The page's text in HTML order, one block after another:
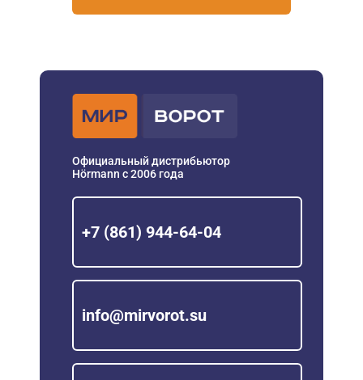
Официальный дистрибьютор
Hörmann с 2006 года
+7 (861) 944-64-04
info@mirvorot.su